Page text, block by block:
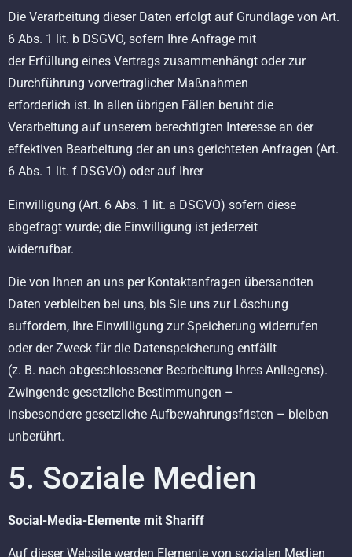
Die Verarbeitung dieser Daten erfolgt auf Grundlage von Art.
6 Abs. 1 lit. b DSGVO, sofern Ihre Anfrage mit
der Erfüllung eines Vertrags zusammenhängt oder zur
Durchführung vorvertraglicher Maßnahmen
erforderlich ist. In allen übrigen Fällen beruht die
Verarbeitung auf unserem berechtigten Interesse an der
effektiven Bearbeitung der an uns gerichteten Anfragen (Art.
6 Abs. 1 lit. f DSGVO) oder auf Ihrer
Einwilligung (Art. 6 Abs. 1 lit. a DSGVO) sofern diese
abgefragt wurde; die Einwilligung ist jederzeit
widerrufbar.
Die von Ihnen an uns per Kontaktanfragen übersandten
Daten verbleiben bei uns, bis Sie uns zur Löschung
auffordern, Ihre Einwilligung zur Speicherung widerrufen
oder der Zweck für die Datenspeicherung entfällt
(z. B. nach abgeschlossener Bearbeitung Ihres Anliegens).
Zwingende gesetzliche Bestimmungen –
insbesondere gesetzliche Aufbewahrungsfristen – bleiben
unberührt.
5. Soziale Medien
Social-Media-Elemente mit Shariff
Auf dieser Website werden Elemente von sozialen Medien